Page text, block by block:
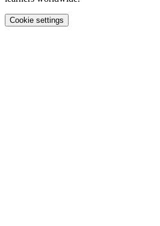
Cookie settings